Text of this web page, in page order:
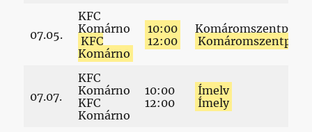
07.05.
KFC
Komárno
KFC
Komárno
10:00
12:00
Komáromszentpéter
07.07.
KFC
Komárno
KFC
Komárno
10:00
12:00
Ímely
Ímely